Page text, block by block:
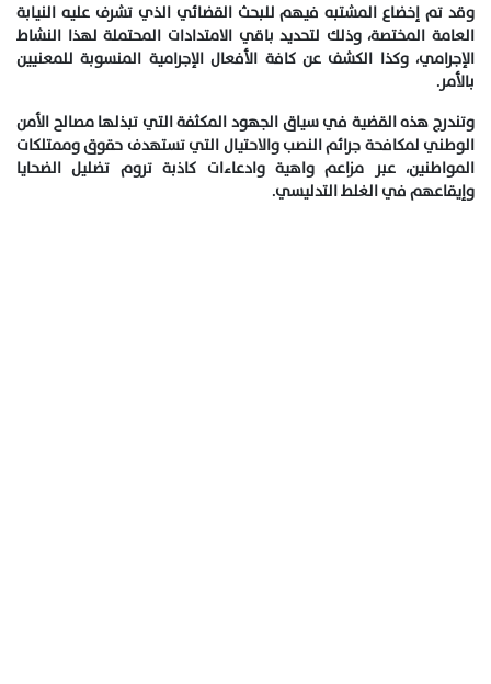
وقد تم إخضاع المشتبه فيهم للبحث القضائي الذي تشرف عليه النيابة
العامة المختصة، وذلك لتحديد باقي الامتدادات المحتملة لهذا النشاط
الإجرامي، وكذا الكشف عن كافة الأفعال الإجرامية المنسوبة للمعنيين
بالأمر.
وتندرج هذه القضية في سياق الجهود المكثفة التي تبذلها مصالح الأمن
الوطني لمكافحة جرائم النصب والاحتيال التي تستهدف حقوق وممتلكات
المواطنين، عبر مزاعم واهية وادعاءات كاذبة تروم تضليل الضحايا
وإيقاعهم في الغلط التدليسي.